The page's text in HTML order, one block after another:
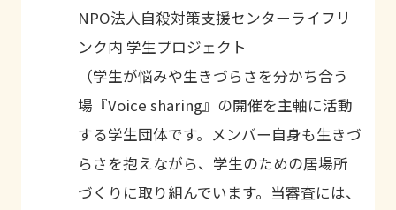
NPO法人自殺対策支援センターライフリ
ンク内 学生プロジェクト
（学生が悩みや生きづらさを分かち合う
場『Voice sharing』の開催を主軸に活動
する学生団体です。メンバー自身も生きづ
らさを抱えながら、学生のための居場所
づくりに取り組んでいます。当審査には、